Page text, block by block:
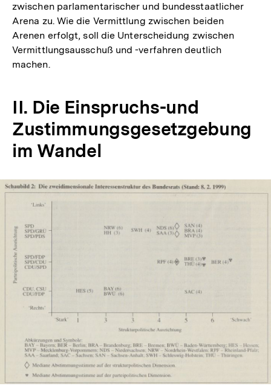
zwischen parlamentarischer und bundesstaatlicher
Arena zu. Wie die Vermittlung zwischen beiden
Arenen erfolgt, soll die Unterscheidung zwischen
Vermittlungsausschuß und -verfahren deutlich
machen.
II. Die Einspruchs-und
Zustimmungsgesetzgebung
im Wandel